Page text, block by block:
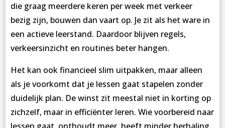
die graag meerdere keren per week met verkeer
bezig zijn, bouwen dan vaart op. Je zit als het ware in
een actieve leerstand. Daardoor blijven regels,
verkeersinzicht en routines beter hangen.
Het kan ook financieel slim uitpakken, maar alleen
als je voorkomt dat je lessen gaat stapelen zonder
duidelijk plan. De winst zit meestal niet in korting op
zichzelf, maar in efficiënter leren. Wie voorbereid naar